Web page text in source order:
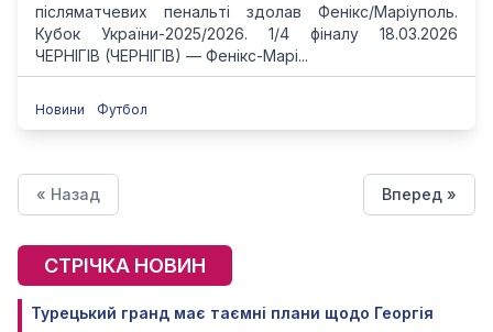
післяматчевих пенальті здолав Фенікс/Маріуполь.
Кубок України-2025/2026. 1/4 фіналу 18.03.2026
ЧЕРНІГІВ (ЧЕРНІГІВ) — Фенікс-Марі...
Новини Футбол
« Назад Вперед »
СТРІЧКА НОВИН
Турецький гранд має таємні плани щодо Георгія